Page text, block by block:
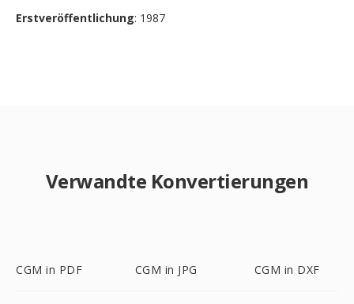
Erstveröffentlichung: 1987
Verwandte Konvertierungen
CGM in PDF CGM in JPG CGM in DXF